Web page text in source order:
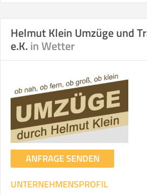
Helmut Klein Umzüge und
e.K. in Wetter
ANFRAGE SENDEN
UNTERNEHMENSPROFIL